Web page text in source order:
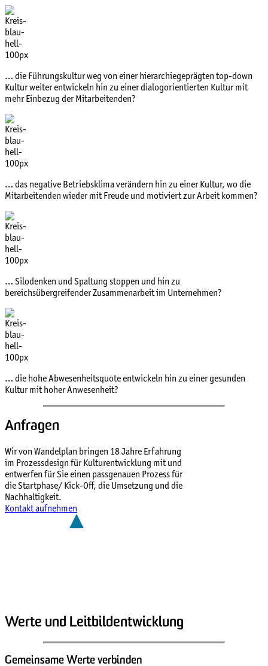
… die Führungskultur weg von einer hierarchiegeprägten top-down
Kultur weiter entwickeln hin zu einer dialogorientierten Kultur mit
mehr Einbezug der Mitarbeitenden?
… das negative Betriebsklima verändern hin zu einer Kultur, wo die
Mitarbeitenden wieder mit Freude und motiviert zur Arbeit kommen?
… Silodenken und Spaltung stoppen und hin zu
bereichsübergreifender Zusammenarbeit im Unternehmen?
… die hohe Abwesenheitsquote entwickeln hin zu einer gesunden
Kultur mit hoher Anwesenheit?
Anfragen
Wir von Wandelplan bringen 18 Jahre Erfahrung
im Prozessdesign für Kulturentwicklung mit und
entwerfen für Sie einen passgenauen Prozess für
die Startphase/ Kick-Off, die Umsetzung und die
Nachhaltigkeit.
Kontakt aufnehmen
Werte und Leitbildentwicklung
Gemeinsame Werte verbinden